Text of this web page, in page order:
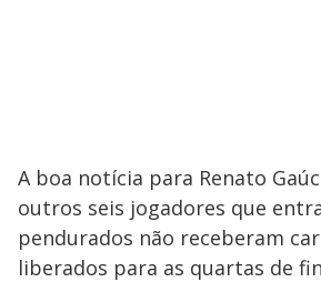
A boa notícia para Renato
outros seis jogadores que
pendurados não receberam
liberados para as quartas de